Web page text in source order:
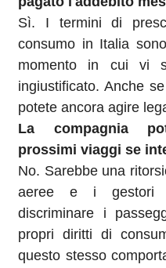
Sì. I termini di
consumo in Italia
momento in cui vi
ingiustificato. Anche
potete ancora agire
La compagnia
prossimi viaggi se
No. Sarebbe una
aeree e i gestori
discriminare i
propri diritti di
questo stesso